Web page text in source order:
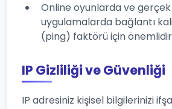
Online oyunlarda ve gerçek
uygulamalarda bağlantı
(ping) faktörü için önemlidir
IP Gizliliği ve Güvenliği
IP adresiniz kişisel bilgilerinizi